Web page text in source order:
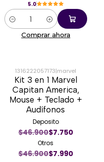
5.0
Cantidad
Comprar ahora
-83%
1316222057173|marvel
Kit 3 en 1 Marvel
Capitan America,
Mouse + Teclado +
Audífonos
Deposito
$46.900$7.750
Otros
$46.900$7.990